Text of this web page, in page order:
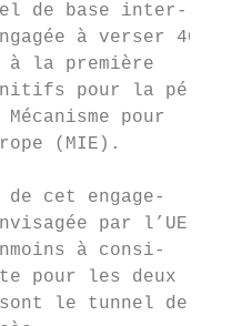
de base inter-
à verser
à la
pour la
Mécanisme
(MIE).
de cet engage-
par
à consi-
pour les deux
le tunnel de